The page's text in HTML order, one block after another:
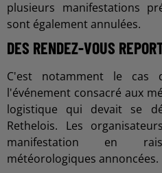
plusieurs manifestations
sont également annulées.
DES RENDEZ-VOUS
C'est notamment le
l'événement consacré aux
logistique qui devait se
Rethelois. Les
manifestation en
météorologiques annoncées.